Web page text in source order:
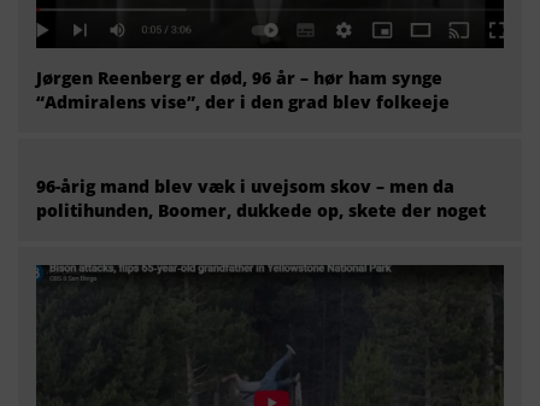
Jørgen Reenberg er død, 96 år – hør ham synge
“Admiralens vise”, der i den grad blev folkeeje
96-årig mand blev væk i uvejsom skov – men da
politihunden, Boomer, dukkede op, skete der noget